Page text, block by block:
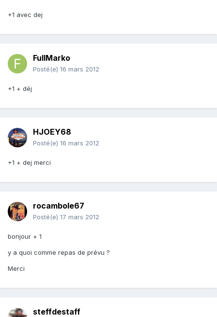
+1 avec dej
FullMarko
Posté(e) 16 mars 2012
+1 + déj
HJOEY68
Posté(e) 16 mars 2012
+1 + dej merci
rocambole67
Posté(e) 17 mars 2012
bonjour + 1
y a quoi comme repas de prévu ?
Merci
steffdestaff